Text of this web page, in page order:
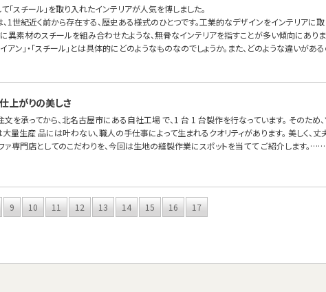
て「スチール」を取り入れたインテリアが人気を博しました。
、1世紀近く前から存在する、歴史ある様式のひとつです。工業的なデザインをインテリアに
素材のスチールを組み合わせたような、無骨なインテリアを指すことが多い傾向にあります
イアン」・「スチール」とは具体的にどのようなものなのでしょうか。また、どのような違いがあ
上がりの美しさ
文を承ってから、北名古屋市にある自社工場 で、1 台 1 台製作を行なっています。 そのため
量生産 品には叶わない、職人の手仕事によって生まれるクオリティがあります。 美しく、丈
ファ専門店としてのこだわりを、今回は生地の縫製作業にスポットを当てて ご紹介します。……
9 10 11 12 13 14 15 16
17